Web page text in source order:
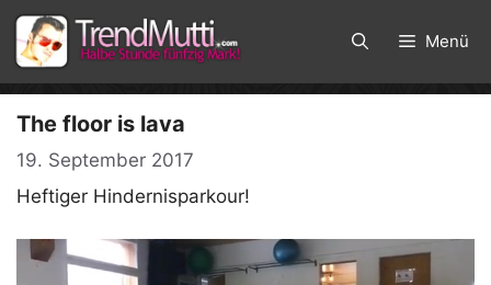
Zum
Inhalt
springen
Menü
The floor is lava
19. September 2017
Heftiger Hindernisparkour!